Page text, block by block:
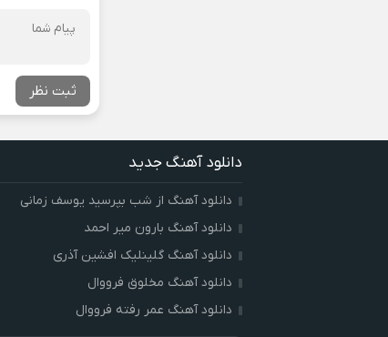
ثبت نظر
دانلود آهنگ جدید
دانلود آهنگ از شب بپرسید یوسف زمانی
دانلود آهنگ بارون میر احمد
دانلود آهنگ گلینلیک افشین آذری
دانلود آهنگ مخلوق فرووال
دانلود آهنگ عمر رفته فرووال